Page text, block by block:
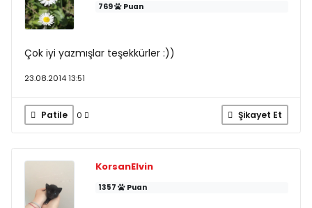
769 Puan
Çok iyi yazmışlar teşekkürler :))
23.08.2014 13:51
Patile 0 Şikayet Et
KorsanElvin
1357 Puan